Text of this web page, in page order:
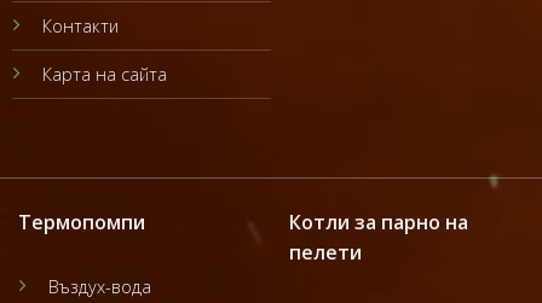
Контакти
Карта на сайта
Термопомпи
Въздух-вода
Котли за парно на
пелети